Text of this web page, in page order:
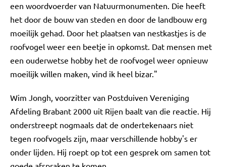
een woordvoerder van Natuurmonumenten. Die heeft
het door de bouw van steden en door de landbouw erg
moeilijk gehad. Door het plaatsen van nestkastjes is de
roofvogel weer een beetje in opkomst. Dat mensen met
een ouderwetse hobby het de roofvogel weer opnieuw
moeilijk willen maken, vind ik heel bizar."
Wim Jongh, voorzitter van Postduiven Vereniging
Afdeling Brabant 2000 uit Rijen baalt van die reactie. Hij
onderstreept nogmaals dat de ondertekenaars niet
tegen roofvogels zijn, maar verschillende hobby's er
onder lijden. Hij roept op tot een gesprek om samen tot